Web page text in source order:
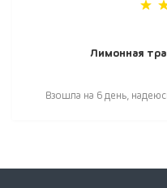
Лимонная
Взошла на 6 день,